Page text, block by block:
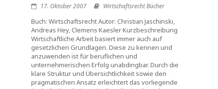
17. Oktober 2007 Wirtschaftsrecht Bücher
Buch: Wirtschaftsrecht Autor: Christian Jaschinski,
Andreas Hey, Clemens Kaesler Kurzbeschreibung
Wirtschaftliche Arbeit basiert immer auch auf
gesetzlichen Grundlagen. Diese zu kennen und
anzuwenden ist für beruflichen und
unternehmerischen Erfolg unabdingbar. Durch die
klare Struktur und Übersichtlichkeit sowie den
pragmatischen Ansatz erleichtert das vorliegende